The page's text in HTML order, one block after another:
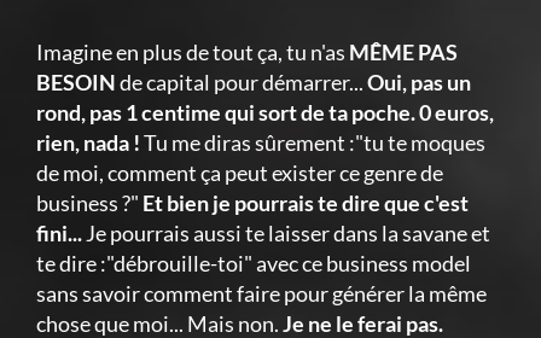
Imagine en plus de tout ça, tu n'as MÊME PAS
BESOINde capital pour démarrer...Oui, pas un
rond, pas 1 centime qui sort de ta poche. 0 euros,
rien, nada !Tu me diras sûrement :"tu te moques
de moi, comment ça peut exister ce genre de
business ?" Et bien je pourrais te dire que c'est
fini...Je pourrais aussi te laisser dans la savane et
te dire :"débrouille-toi" avec ce business model
sans savoir comment faire pour générer la même
chose que moi... Mais non.Je ne le ferai pas.